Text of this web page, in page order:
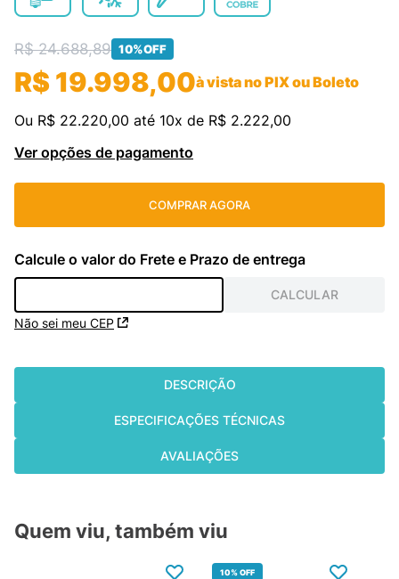
R$ 24.688,89 10%OFF
R$19.998,00à vista no PIX ou Boleto
Ou R$ 22.220,00 até 10x de R$ 2.222,00
Ver opções de pagamento
COMPRAR AGORA
Não sei meu CEP
DESCRIÇÃO
ESPECIFICAÇÕES TÉCNICAS
AVALIAÇÕES
Quem viu, também viu
10%OFF
9º cassete
10º freezer